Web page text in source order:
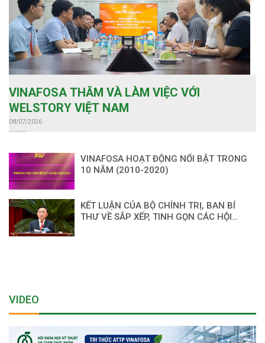
VINAFOSA THĂM VÀ LÀM VIỆC VỚI
WELSTORY VIỆT NAM
08/07/2026
VINAFOSA HOẠT ĐỘNG NỔI BẬT TRONG
10 NĂM (2010-2020)
KẾT LUẬN CỦA BỘ CHÍNH TRỊ, BAN BÍ
THƯ VỀ SẮP XẾP, TINH GỌN CÁC HỘI
VIDEO